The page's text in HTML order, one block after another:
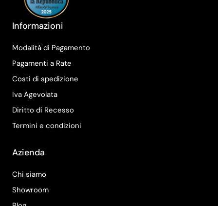
Informazioni
Modalità di Pagamento
Pagamenti a Rate
Costi di spedizione
Iva Agevolata
Diritto di Recesso
Termini e condizioni
Azienda
Chi siamo
Showroom